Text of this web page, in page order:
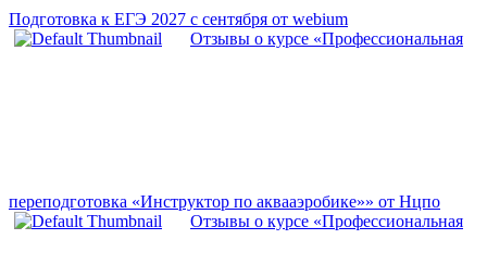
Подготовка к ЕГЭ 2027 с сентября от webium
Отзывы о курсе «Профессиональная
переподготовка «Инструктор по аквааэробике»» от Нцпо
Отзывы о курсе «Профессиональная